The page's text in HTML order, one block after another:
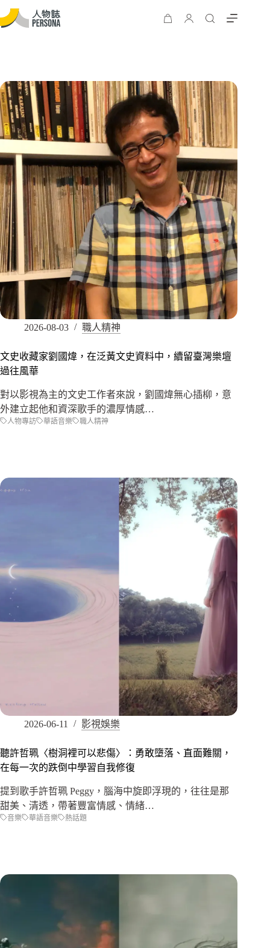
2026-08-03 職人精神
文史收藏家劉國煒，在泛黃文史資料中，續留臺灣樂壇
過往風華
對以影視為主的文史工作者來說，劉國煒無心插柳，意
外建立起他和資深歌手的濃厚情感…
人物專訪 華語音樂 職人精神
2026-06-11 影視娛樂
聽許哲珮〈樹洞裡可以悲傷〉：勇敢墮落、直面難關，
在每一次的跌倒中學習自我修復
提到歌手許哲珮 Peggy，腦海中旋即浮現的，往往是那
甜美、清透，帶著豐富情感、情緒…
音樂 華語音樂 熱話題